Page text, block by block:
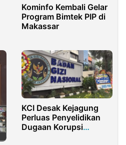
Kominfo Kembali Gelar
Program Bimtek PIP di
Makassar
KCI Desak Kejagung
Perluas Penyelidikan
Dugaan Korupsi